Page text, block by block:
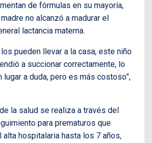
de fórmulas en su mayoría,
no alcanzó a madurar el
lactancia materna.
pueden llevar a la casa, este niño
a succionar correctamente, lo
lugar a duda, pero es más costoso”,
la salud se realiza a través del
para prematuros que
alta hospitalaria hasta los 7 años,